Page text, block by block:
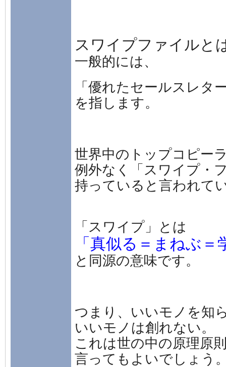
スワイプファイルと
一般的には、
「優れたセールスレタ
を指します。
世界中のトップコピー
例外なく「スワイプ・
持っていると言われて
「スワイプ」とは
「真似る＝まねぶ＝
と同源の意味です。
つまり、いいモノを知
いいモノは創れない。
これは世の中の原理原
言ってもよいでしょう